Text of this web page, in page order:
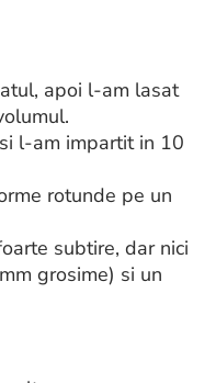
apoi l-am lasat
l-am impartit in 10
rotunde pe un
subtire, dar nici
grosime) si un